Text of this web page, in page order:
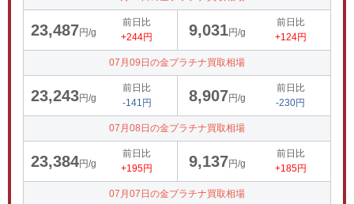
23,487円/g
前日比
+244円
9,031円/g
前日比
+124円
07月09日の金プラチナ買取相場
23,243円/g
前日比
-141円
8,907円/g
前日比
-230円
07月08日の金プラチナ買取相場
23,384円/g
前日比
+195円
9,137円/g
前日比
+185円
07月07日の金プラチナ買取相場